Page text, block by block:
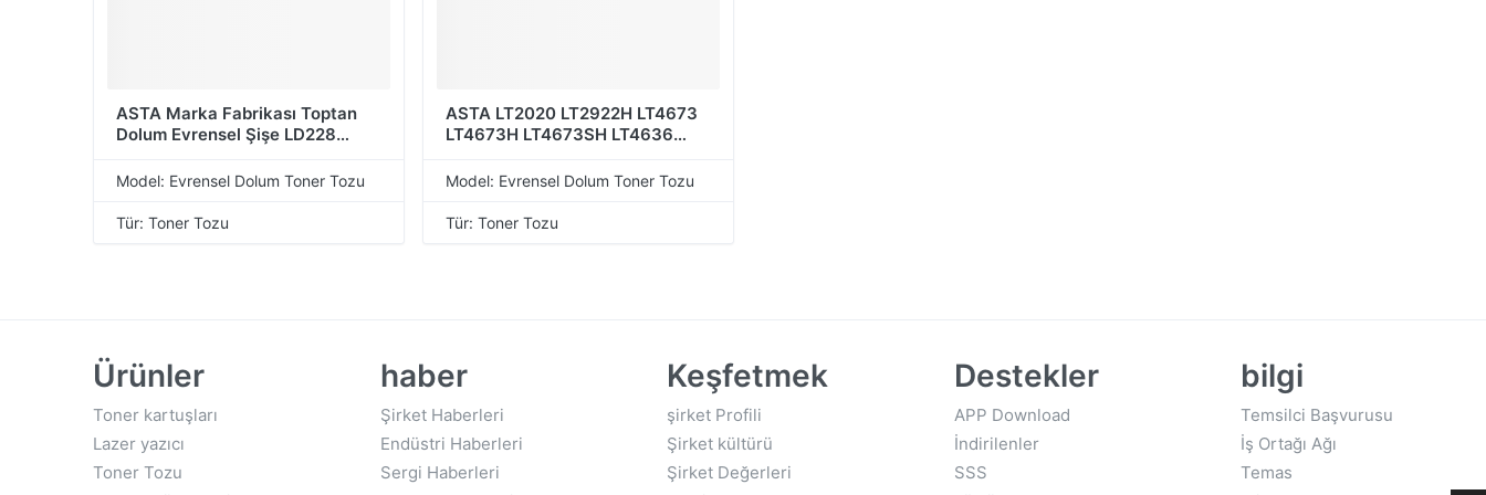
ASTA Marka Fabrikası Toptan
Dolum Evrensel Şişe LD228
Tozu
Model: Evrensel Dolum Toner Tozu
Tür: Toner Tozu
ASTA LT2020 LT2922H LT4673
LT4673H LT4673SH LT4636
LT2641 LT2641H LT20 Uyumlu
Model: Evrensel Dolum Toner Tozu
Tür: Toner Tozu
Ürünler
Toner kartuşları
Lazer yazıcı
Toner Tozu
haber
Şirket Haberleri
Endüstri Haberleri
Sergi Haberleri
Keşfetmek
şirket Profili
Şirket kültürü
Şirket Değerleri
Destekler
APP Download
İndirilenler
SSS
bilgi
Temsilci Başvurusu
İş Ortağı Ağı
Temas